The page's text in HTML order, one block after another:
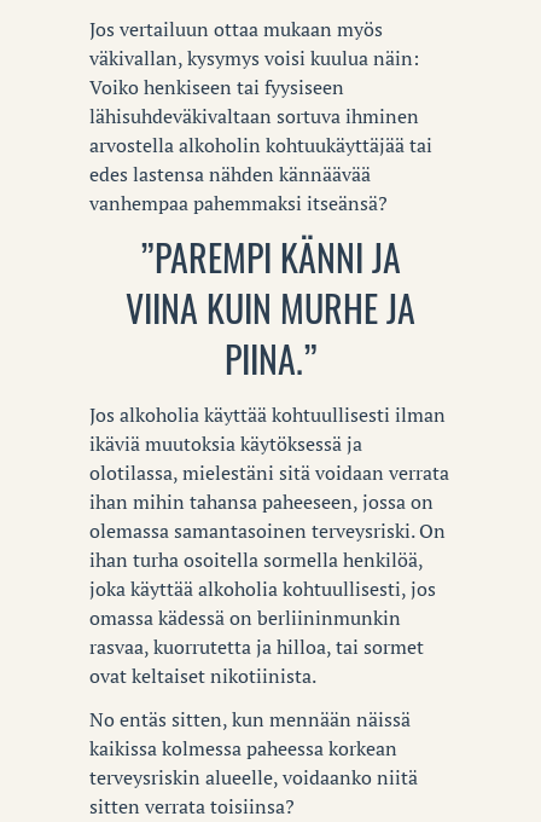
Jos vertailuun ottaa mukaan myös
väkivallan, kysymys voisi kuulua näin:
Voiko henkiseen tai fyysiseen
lähisuhdeväkivaltaan sortuva ihminen
arvostella alkoholin kohtuukäyttäjää tai
edes lastensa nähden kännäävää
vanhempaa pahemmaksi itseänsä?
”PAREMPI KÄNNI JA
VIINA KUIN MURHE JA
PIINA.”
Jos alkoholia käyttää kohtuullisesti ilman
ikäviä muutoksia käytöksessä ja
olotilassa, mielestäni sitä voidaan verrata
ihan mihin tahansa paheeseen, jossa on
olemassa samantasoinen terveysriski. On
ihan turha osoitella sormella henkilöä,
joka käyttää alkoholia kohtuullisesti, jos
omassa kädessä on berliininmunkin
rasvaa, kuorrutetta ja hilloa, tai sormet
ovat keltaiset nikotiinista.
No entäs sitten, kun mennään näissä
kaikissa kolmessa paheessa korkean
terveysriskin alueelle, voidaanko niitä
sitten verrata toisiinsa?